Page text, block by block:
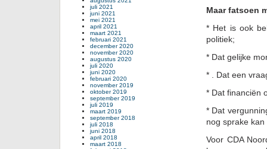
Maar fatsoen
* Het is ook
politiek;
* Dat gelijke
* . Dat een
* Dat financiën
* Dat
nog sprake
Voor CDA
juli 2021
juni 2021
mei 2021
april 2021
maart 2021
februari 2021
december 2020
november 2020
augustus 2020
juli 2020
juni 2020
februari 2020
november 2019
oktober 2019
september 2019
juli 2019
maart 2019
september 2018
juli 2018
juni 2018
april 2018
maart 2018